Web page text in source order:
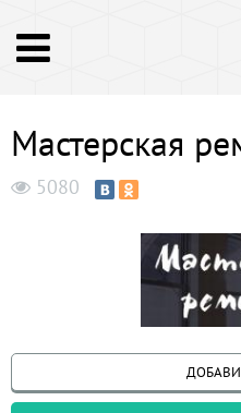
Мастерская
5080